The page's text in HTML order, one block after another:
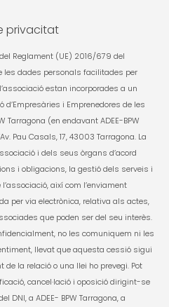
privacitat
Reglament (UE) 2016/679 del
les dades personals facilitades per
estan incorporades a un
i Emprenedores de les
Tarragona (en endavant ADEE-BPW
Pau Casals, 17, 43003 Tarragona. La
i dels seus òrgans d’acord
i obligacions, la gestió dels serveis i
així com I’enviament
per via electrònica, relativa als actes,
que poden ser del seu interès.
no les comuniquem ni les
llevat que aquesta cessió sigui
la relació o una llei ho prevegi. Pot
cancel·lació i oposició dirigint-se
DNI, a ADEE- BPW Tarragona, a